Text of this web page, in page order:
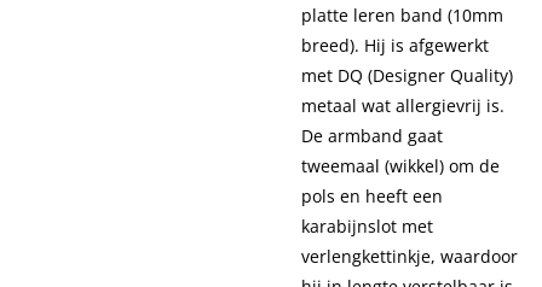
platte leren band (10mm
breed). Hij is afgewerkt
met DQ (Designer Quality)
metaal wat allergievrij is.
De armband gaat
tweemaal (wikkel) om de
pols en heeft een
karabijnslot met
verlengkettinkje, waardoor